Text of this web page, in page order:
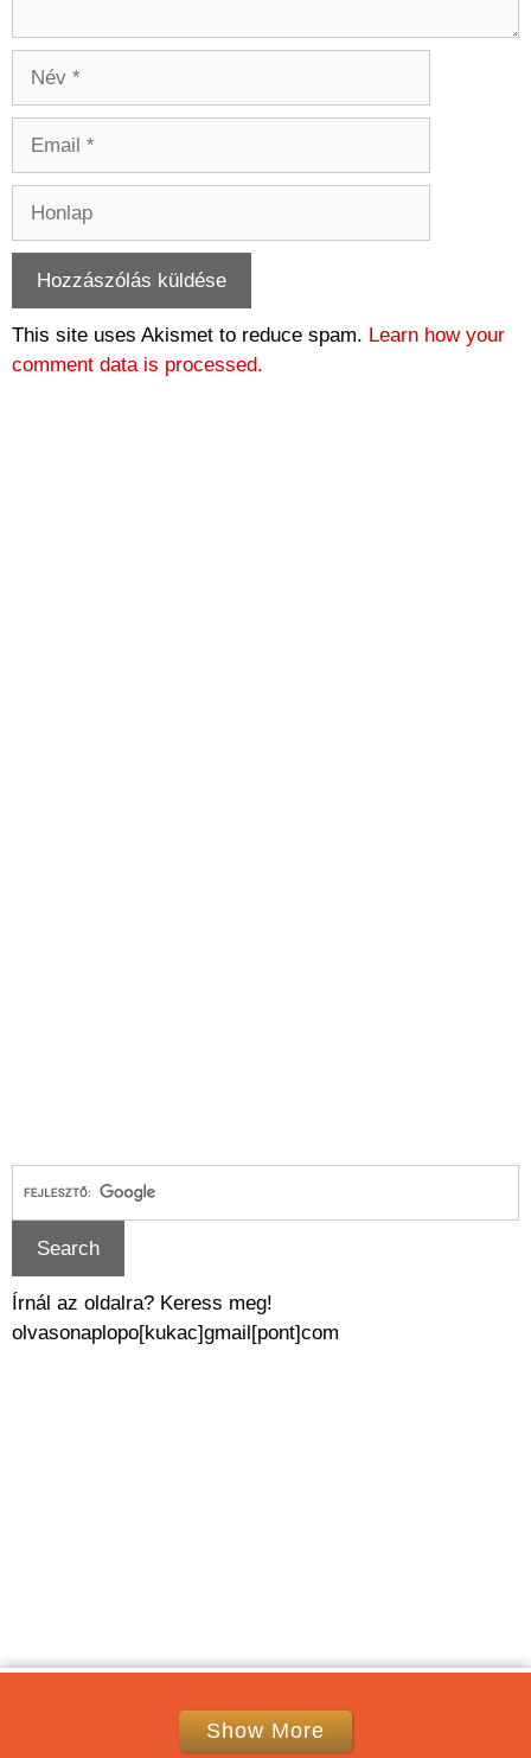
This site uses Akismet to reduce spam. Learn how your
comment data is processed.
Írnál az oldalra? Keress meg!
olvasonaplopo[kukac]gmail[pont]com
Show More